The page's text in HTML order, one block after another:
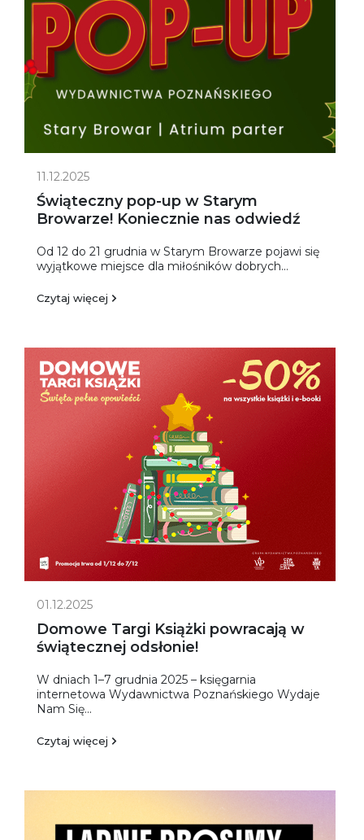
11.12.2025
Świąteczny pop-up w Starym
Browarze! Koniecznie nas odwiedź
Od 12 do 21 grudnia w Starym Browarze pojawi się
wyjątkowe miejsce dla miłośników dobrych...
Czytaj więcej
01.12.2025
Domowe Targi Książki powracają w
świątecznej odsłonie!
W dniach 1–7 grudnia 2025 – księgarnia
internetowa Wydawnictwa Poznańskiego Wydaje
Nam Się...
Czytaj więcej